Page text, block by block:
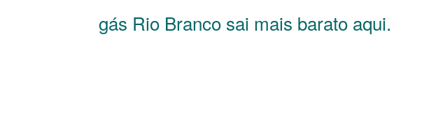
gás Rio Branco sai mais barato aqui.